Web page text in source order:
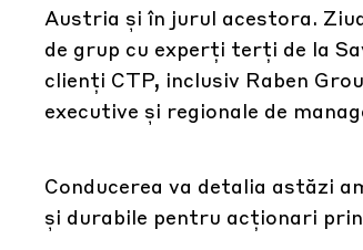
Austria și în jurul acestora.
de grup cu experți terți de la
clienți CTP, inclusiv Raben
executive și regionale de
Conducerea va detalia astăzi
și durabile pentru acționari